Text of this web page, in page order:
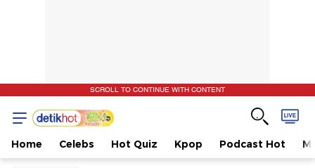
SCROLL TO CONTINUE WITH CONTENT
Home Celebs Hot Quiz Kpop Podcast Hot